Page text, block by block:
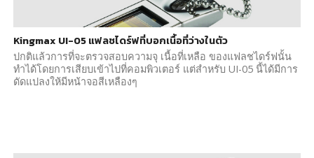
Kingmax UI-05 แฟลชไดร์ฟที่บอกเนื้อที่ว่างในตัว
ปกติแล้วการที่จะตรวจสอบความจุ เนื้อที่เหลือ ของแฟลชไดร์ฟนั้น
ทำได้โดยการเสียบเข้าไปที่คอมพิวเตอร์ แต่สำหรับ UI-05 นี้ได้มีการ
ดัดแปลงให้มีหน้าจอสีเหลืองๆ